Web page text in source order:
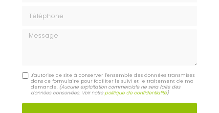
Message
J'autorise ce site à conserver l'ensemble des données transmises
dans ce formulaire pour faciliter le suivi et le traitement de ma
demande. (Aucune exploitation commerciale ne sera faite des
données conservées. Voir notrepolitique de confidentialité)